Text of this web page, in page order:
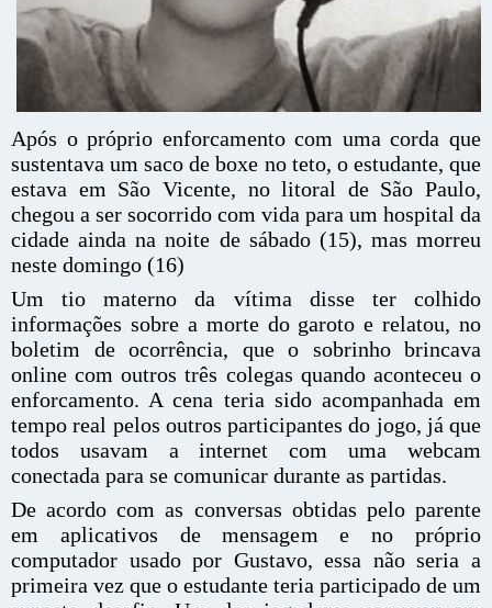
Após o próprio enforcamento com uma corda que
sustentava um saco de boxe no teto, o estudante, que
estava em São Vicente, no litoral de São Paulo,
chegou a ser socorrido com vida para um hospital da
cidade ainda na noite de sábado (15), mas morreu
neste domingo (16)
Um tio materno da vítima disse ter colhido
informações sobre a morte do garoto e relatou, no
boletim de ocorrência, que o sobrinho brincava
online com outros três colegas quando aconteceu o
enforcamento. A cena teria sido acompanhada em
tempo real pelos outros participantes do jogo, já que
todos usavam a internet com uma webcam
conectada para se comunicar durante as partidas.
De acordo com as conversas obtidas pelo parente
em aplicativos de mensagem e no próprio
computador usado por Gustavo, essa não seria a
primeira vez que o estudante teria participado de um